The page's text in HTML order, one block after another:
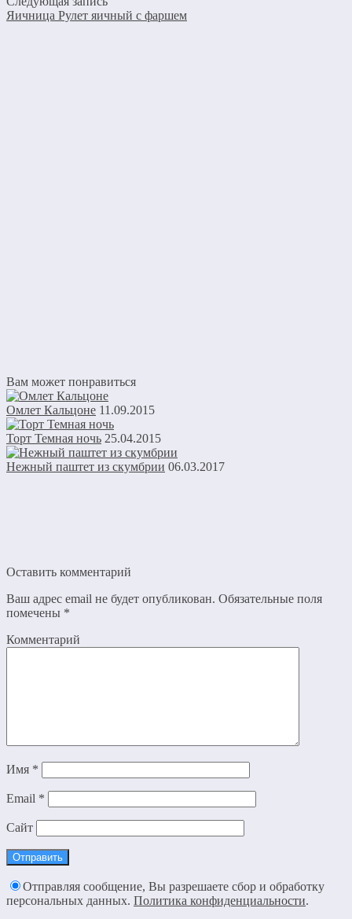
Яичница Рулет яичный с фаршем
Вам может понравиться
Омлет Кальцоне 11.09.2015
Торт Темная ночь 25.04.2015
Нежный паштет из скумбрии 06.03.2017
Оставить комментарий
Ваш адрес email не будет опубликован. Обязательные поля
помечены *
Комментарий
Имя *
Email *
Сайт
Отправляя сообщение, Вы разрешаете сбор и обработку
персональных данных. Политика конфиденциальности.